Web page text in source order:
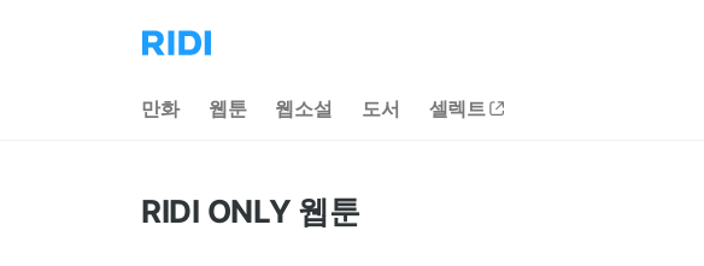
리
디
으
만화 웹툰 웹소설 도서 셀렉트
RIDI ONLY 웹툰